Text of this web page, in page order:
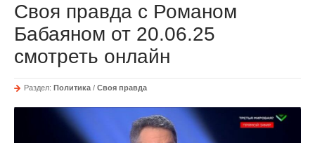
Своя правда с Романом
Бабаяном от 20.06.25
смотреть онлайн
Раздел: Политика / Своя правда